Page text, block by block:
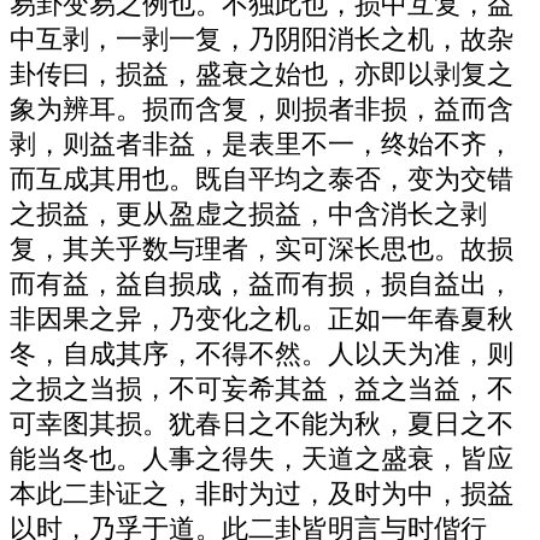
中互剥，一剥一复，乃阴阳消长之机，故杂
卦传曰，损益，盛衰之始也，亦即以剥复之
象为辨耳。损而含复，则损者非损，益而含
剥，则益者非益，是表里不一，终始不齐，
而互成其用也。既自平均之泰否，变为交错
之损益，更从盈虚之损益，中含消长之剥
复，其关乎数与理者，实可深长思也。故损
而有益，益自损成，益而有损，损自益出，
非因果之异，乃变化之机。正如一年春夏秋
冬，自成其序，不得不然。人以天为准，则
之损之当损，不可妄希其益，益之当益，不
可幸图其损。犹春日之不能为秋，夏日之不
能当冬也。人事之得失，天道之盛衰，皆应
本此二卦证之，非时为过，及时为中，损益
以时，乃孚于道。此二卦皆明言与时偕行